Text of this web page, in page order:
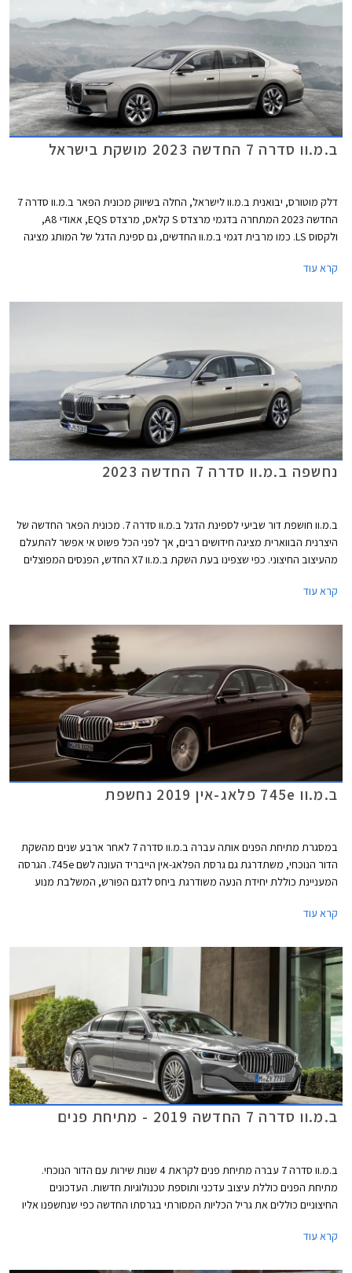
ב.מ.וו סדרה 7 החדשה 2023 מושקת בישראל
דלק מוטורס, יבואנית ב.מ.וו לישראל, החלה בשיווק מכונית הפאר ב.מ.וו סדרה 7
החדשה 2023 המתחרה בדגמי מרצדס S קלאס, מרצדס EQS, אאודי A8,
ולקסוס LS. כמו מרבית דגמי ב.מ.וו החדשים, גם ספינת הדגל של המותג מציגה
בגודל עצום עם מסגרת מוארת שגונב את ההצגה, ופנסי לד צרים מפוצלים
ומאחור מראה מינימליסטי עם יחידות תאורה צרות ופגוש גדול וחלק למדי. בכל
קרא עוד
נחשפה ב.מ.וו סדרה 7 החדשה 2023
ב.מ.וו חושפת דור שביעי לספינת הדגל ב.מ.וו סדרה 7. מכונית הפאר החדשה של
היצרנית הבווארית מציגה חידושים רבים, אך לפני הכל פשוט אי אפשר להתעלם
מהעיצוב החיצוני. כפי שצפינו בעת השקת ב.מ.וו X7 החדש, הפנסים המפוצלים
המשלב שלל כונסי אוויר, נוצרת חזית מעט קשה לעיכול. הדופן בניגוד לכך מציגה
בהתאם לרמת הגימור. חלק מהגרסאות יוצעו בצביעה דו-גונית מקו המותניים
ומעלה. גם הזנב מציג מראה נקי יחסית, עם יחידות תאורה צרות ולוחית רישוי
שנדדה מדלת תא המטען אל הפגוש שעיצובו משתנה בהתאם לרמת הגימור.
קרא עוד
ב.מ.וו 745e פלאג-אין 2019 נחשפת
במסגרת מתיחת הפנים אותה עברה ב.מ.וו סדרה 7 לאחר ארבע שנים מהשקת
הדור הנוכחי, משתדרגת גם גרסת הפלאג-אין הייבריד העונה לשם 745e. הגרסה
המעניינת כוללת יחידת הנעה משודרגת ביחס לדגם הפורש, המשלבת מנוע
ומספק תאוצה 0-100 קמ"ש תוך 5.2 שניות, וצריכת דלק של 2.1 ליטר ל- 100
במהירות של עד 140 קמ"ש.
קרא עוד
ב.מ.וו סדרה 7 החדשה 2019 - מתיחת פנים
ב.מ.וו סדרה 7 עברה מתיחת פנים לקראת 4 שנות שירות עם הדור הנוכחי.
מתיחת הפנים כוללת עיצוב עדכני ותוספת טכנולוגיות חדשות. העדכונים
החיצוניים כוללים את גריל הכליות המסורתי בגרסתו החדשה כפי שנחשפנו אליו
40% ביחס לדגם הפורש. עוד ניתן להבחין בסמל המותג במידות גדולות יותר,קרא עוד